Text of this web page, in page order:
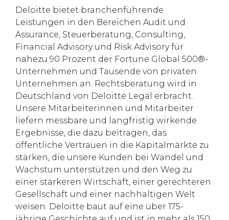
Deloitte bietet branchenführende
Leistungen in den Bereichen Audit und
Assurance, Steuerberatung, Consulting,
Financial Advisory und Risk Advisory für
nahezu 90 Prozent der Fortune Global 500®-
Unternehmen und Tausende von privaten
Unternehmen an. Rechtsberatung wird in
Deutschland von Deloitte Legal erbracht.
Unsere Mitarbeiterinnen und Mitarbeiter
liefern messbare und langfristig wirkende
Ergebnisse, die dazu beitragen, das
öffentliche Vertrauen in die Kapitalmärkte zu
stärken, die unsere Kunden bei Wandel und
Wachstum unterstützen und den Weg zu
einer stärkeren Wirtschaft, einer gerechteren
Gesellschaft und einer nachhaltigen Welt
weisen. Deloitte baut auf eine über 175-